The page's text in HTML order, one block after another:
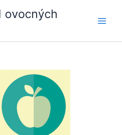
ovocných